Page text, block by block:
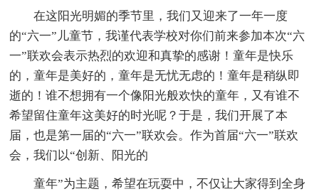
在这阳光明媚的季节里，我们又迎来了一年一度
的“六一”儿童节，我谨代表学校对你们前来参加本次“六
一”联欢会表示热烈的欢迎和真挚的感谢！童年是快乐
的，童年是美好的，童年是无忧无虑的！童年是稍纵即
逝的！谁不想拥有一个像阳光般欢快的童年，又有谁不
希望留住童年这美好的时光呢？于是，我们开展了本
届，也是第一届的“六一”联欢会。作为首届“六一”联欢
会，我们以“创新、阳光的
童年”为主题，希望在玩耍中，不仅让大家得到全身